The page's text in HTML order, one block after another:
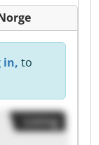
in, to
Listing